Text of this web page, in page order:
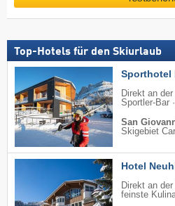
Top-Hotels für den Skiurlaub
Sporthotel
Direkt an
Sportler-Bar
San
Skigebiet
Hotel
Direkt an
feinste